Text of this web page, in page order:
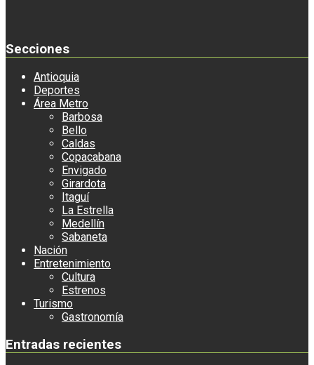
Secciones
Antioquia
Deportes
Área Metro
Barbosa
Bello
Caldas
Copacabana
Envigado
Girardota
Itaguí
La Estrella
Medellín
Sabaneta
Nación
Entretenimiento
Cultura
Estrenos
Turismo
Gastronomía
Entradas recientes